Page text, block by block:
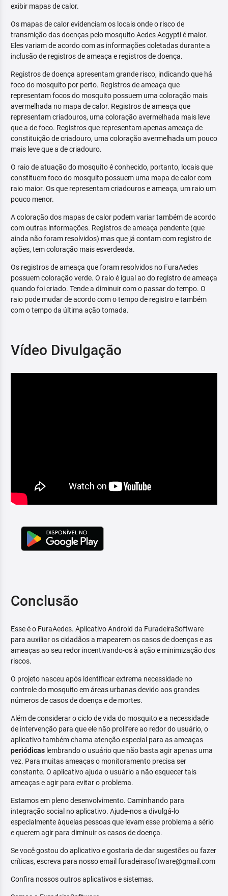
exibir mapas de calor.
Os mapas de calor evidenciam os locais onde o risco de
transmição das doenças pelo mosquito Aedes Aegypti é maior.
Eles variam de acordo com as informações coletadas durante a
inclusão de registros de ameaça e registros de doença.
Registros de doença apresentam grande risco, indicando que há
foco do mosquito por perto. Registros de ameaça que
representam focos do mosquito possuem uma coloração mais
avermelhada no mapa de calor. Registros de ameaça que
representam criadouros, uma coloração avermelhada mais leve
que a de foco. Registros que representam apenas ameaça de
constituição de criadouro, uma coloração avermelhada um pouco
mais leve que a de criadouro.
O raio de atuação do mosquito é conhecido, portanto, locais que
constituem foco do mosquito possuem uma mapa de calor com
raio maior. Os que representam criadouros e ameaça, um raio um
pouco menor.
A coloração dos mapas de calor podem variar também de acordo
com outras informações. Registros de ameaça pendente (que
ainda não foram resolvidos) mas que já contam com registro de
ações, tem coloração mais esverdeada.
Os registros de ameaça que foram resolvidos no FuraAedes
possuem coloração verde. O raio é igual ao do registro de ameaça
quando foi criado. Tende a diminuir com o passar do tempo. O
raio pode mudar de acordo com o tempo de registro e também
com o tempo da última ação tomada.
Vídeo Divulgação
Conclusão
Esse é o FuraAedes. Aplicativo Android da FuradeiraSoftware
para auxiliar os cidadãos a mapearem os casos de doenças e as
ameaças ao seu redor incentivando-os à ação e minimização dos
riscos.
O projeto nasceu após identificar extrema necessidade no
controle do mosquito em áreas urbanas devido aos grandes
números de casos de doença e de mortes.
Além de considerar o ciclo de vida do mosquito e a necessidade
de intervenção para que ele não prolifere ao redor do usuário, o
aplicativo também chama atenção especial para as ameaças
periódicas lembrando o usuário que não basta agir apenas uma
vez. Para muitas ameaças o monitoramento precisa ser
constante. O aplicativo ajuda o usuário a não esquecer tais
ameaças e agir para evitar o problema.
Estamos em pleno desenvolvimento. Caminhando para
integração social no aplicativo. Ajude-nos a divulgá-lo
especialmente àquelas pessoas que levam esse problema a sério
e querem agir para diminuir os casos de doença.
Se você gostou do aplicativo e gostaria de dar sugestões ou fazer
críticas, escreva para nosso email furadeirasoftware@gmail.com
Confira nossos outros aplicativos e sistemas.